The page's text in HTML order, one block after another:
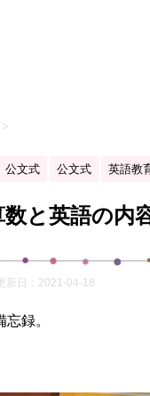
>
公文式 公文式 英語教
と英語の内
日： 2021-04-18
録。